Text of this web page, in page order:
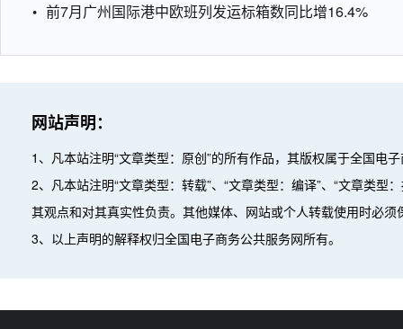
前7月广州国际港中欧班列发运标箱数同比增16.4%
网站声明：
1、凡本站注明“文章类型：原创”的所有作品，其版权属于全国电
2、凡本站注明“文章类型：转载”、“文章类型：编译”、“文章类
其观点和对其真实性负责。其他媒体、网站或个人转载使用时必
3、以上声明的解释权归全国电子商务公共服务网所有。